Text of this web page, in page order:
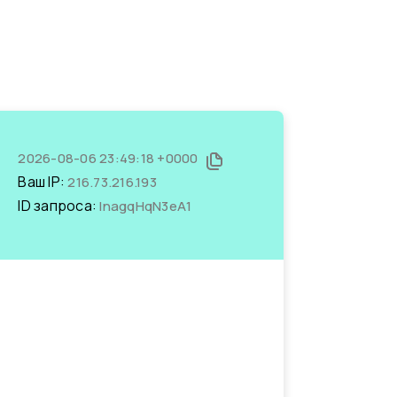
2026-08-06 23:49:18 +0000
Ваш IP:216.73.216.193
ID запроса:InagqHqN3eA1